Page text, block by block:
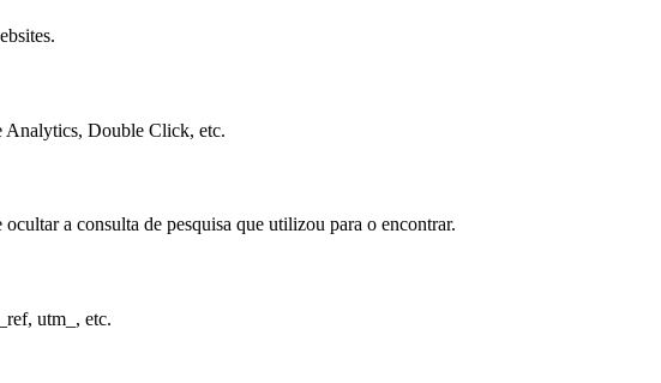
Analytics, Double Click, etc.
a consulta de pesquisa que utilizou para o encontrar.
utm_, etc.